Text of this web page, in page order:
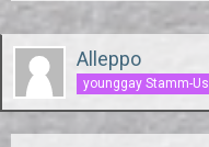
Alleppo
younggay Stamm-